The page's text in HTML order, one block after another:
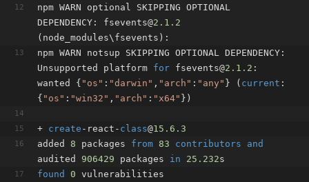
npm WARN optional SKIPPING OPTIONAL
DEPENDENCY: fsevents@2.1 .2
(node_modules\fsevents):
npm WARN notsup SKIPPING OPTIONAL DEPENDENCY:
Unsupported platform for fsevents@2.1 .2 :
wanted { "os" : "darwin" , "arch" : "any" } ( current :
{ "os" : "win32" , "arch" : "x64" })
+ create -react- class@15.6 .3
added 8 packages from 83 contributors
and
audited 906429 packages in 25.232s
found
0 vulnerabilities